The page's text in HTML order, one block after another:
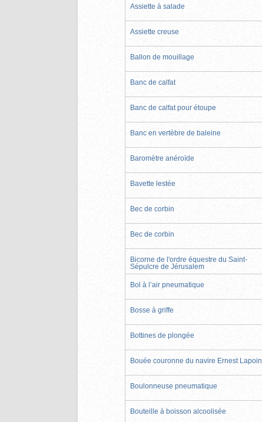
Assiette à salade
Assiette creuse
Ballon de mouillage
Banc de calfat
Banc de calfat pour étoupe
Banc en vertèbre de baleine
Baromètre anéroïde
Bavette lestée
Bec de corbin
Bec de corbin
Bicorne de l'ordre équestre du Saint-
Sépulcre de Jérusalem
Bol à l’air pneumatique
Bosse à griffe
Bottines de plongée
Bouée couronne du navire Ernest
Boulonneuse pneumatique
Bouteille à boisson alcoolisée